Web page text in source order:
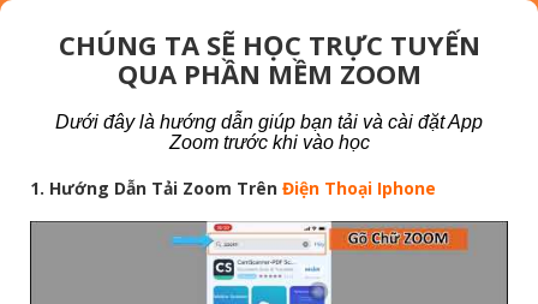
CHÚNG TA SẼ HỌC TRỰC TUYẾN
QUA PHẦN MỀM ZOOM
Dưới đây là hướng dẫn giúp bạn tải và cài đặt App
Zoom trước khi vào học
1. Hướng Dẫn Tải Zoom Trên Điện Thoại Iphone